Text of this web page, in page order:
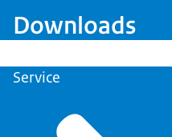
Downloads
Service